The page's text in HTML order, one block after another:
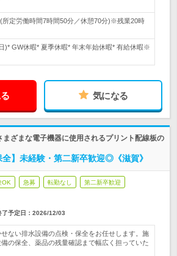
所定労働時間7時間50分／休憩70分)※残業20時
)* GW休暇* 夏季休暇* 年末年始休暇* 有給休暇※
気になる
まざまな電子機器に使用されるプリント配線板の
】未経験・第二新卒歓迎◎《滋賀》
OK 急募 転勤なし 第二新卒歓迎
了予定日： 2026/12/03
ない排水設備の点検・保全をお任せします。施
の保全、薬品の残量確認まで幅広く担っていた